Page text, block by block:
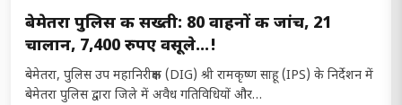
बेमेतरा पुलिस की सख्ती: 80 वाहनों की जांच, 21
चालान, 7,400 रुपए वसूले…!
बेमेतरा, पुलिस उप महानिरीक्षक (DIG) श्री रामकृष्ण साहू (IPS) के निर्देशन में
बेमेतरा पुलिस द्वारा जिले में अवैध गतिविधियों और…